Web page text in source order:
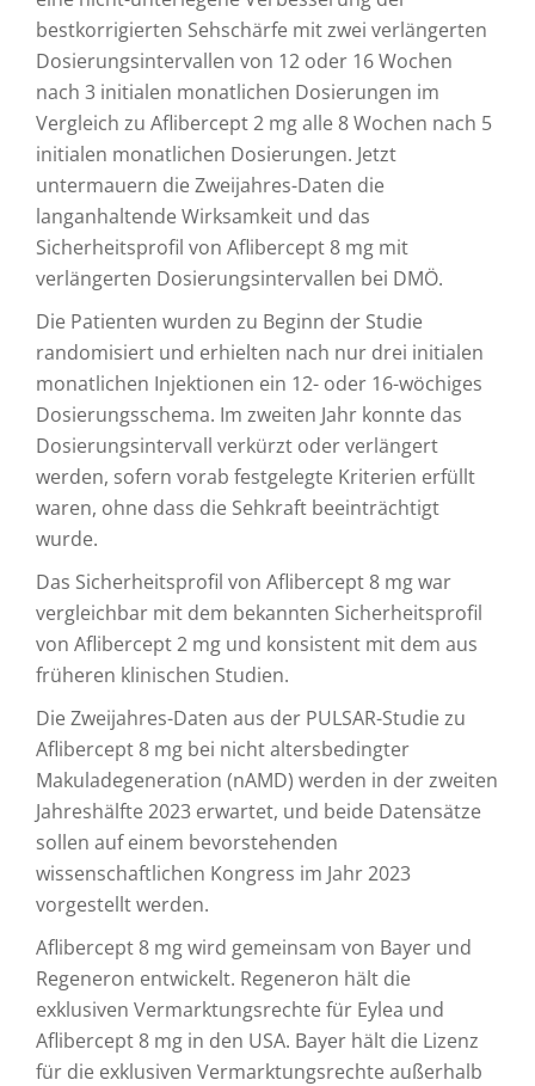
bestkorrigierten Sehschärfe mit zwei verlängerten
Dosierungsintervallen von 12 oder 16 Wochen
nach 3 initialen monatlichen Dosierungen im
Vergleich zu Aflibercept 2 mg alle 8 Wochen nach 5
initialen monatlichen Dosierungen. Jetzt
untermauern die Zweijahres-Daten die
langanhaltende Wirksamkeit und das
Sicherheitsprofil von Aflibercept 8 mg mit
verlängerten Dosierungsintervallen bei DMÖ.
Die Patienten wurden zu Beginn der Studie
randomisiert und erhielten nach nur drei initialen
monatlichen Injektionen ein 12- oder 16-wöchiges
Dosierungsschema. Im zweiten Jahr konnte das
Dosierungsintervall verkürzt oder verlängert
werden, sofern vorab festgelegte Kriterien erfüllt
waren, ohne dass die Sehkraft beeinträchtigt
wurde.
Das Sicherheitsprofil von Aflibercept 8 mg war
vergleichbar mit dem bekannten Sicherheitsprofil
von Aflibercept 2 mg und konsistent mit dem aus
früheren klinischen Studien.
Die Zweijahres-Daten aus der PULSAR-Studie zu
Aflibercept 8 mg bei nicht altersbedingter
Makuladegeneration (nAMD) werden in der zweiten
Jahreshälfte 2023 erwartet, und beide Datensätze
sollen auf einem bevorstehenden
wissenschaftlichen Kongress im Jahr 2023
vorgestellt werden.
Aflibercept 8 mg wird gemeinsam von Bayer und
Regeneron entwickelt. Regeneron hält die
exklusiven Vermarktungsrechte für Eylea und
Aflibercept 8 mg in den USA. Bayer hält die Lizenz
für die exklusiven Vermarktungsrechte außerhalb